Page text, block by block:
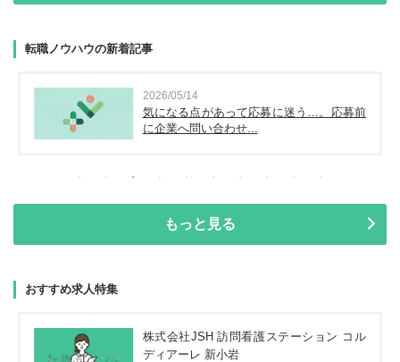
転職ノウハウの新着記事
2026/05/14
気になる点があって応募に迷う…。応募前
に企業へ問い合わせ...
もっと見る
おすすめ求人特集
株式会社JSH 訪問看護ステーション コル
ディアーレ 新小岩